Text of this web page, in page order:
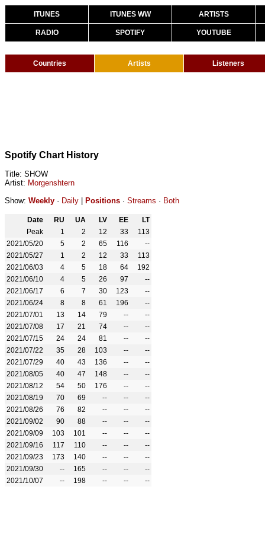
ITUNES ITUNES WW ARTISTS
RADIO SPOTIFY YOUTUBE
Countries Artists Listeners
Spotify Chart History
Title: SHOW
Artist: Morgenshtern
Show: Weekly · Daily Positions · Streams · Both
Date RU UA LV EE
LT
Peak
1 2 12 33
113
2021/05/20
5 2 65 116
--
2021/05/27
1 2 12 33
113
2021/06/03
4 5 18 64
192
2021/06/10
4 5 26 97
--
2021/06/17
6 7 30 123
--
2021/06/24
8 8 61 196
--
2021/07/01
13 14 79 --
--
2021/07/08
17 21 74 --
--
2021/07/15
24 24 81 --
--
2021/07/22
35 28 103 --
--
2021/07/29
40 43 136 --
--
2021/08/05
40 47 148 --
--
2021/08/12
54 50 176 --
--
2021/08/19
70 69 -- --
--
2021/08/26
76 82 -- --
--
2021/09/02
90 88 -- --
--
2021/09/09
103 101 -- --
--
2021/09/16
117 110 -- --
--
2021/09/23
173 140 -- --
--
2021/09/30
-- 165 -- --
--
2021/10/07
-- 198 -- -- --